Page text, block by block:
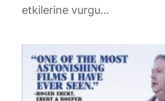
etkilerine vurgu…